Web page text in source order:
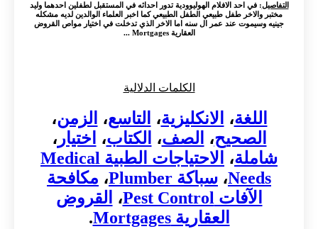
التفاصيل: في احد الافلام الهوليوودية تدور احداثه في المستقبل لطفلين احدهما وليد
مختبر والاخر طفل طبيعي الطفل الطبيعي كما اخبر العلماء الوالدين لديه مشكله
جينيه وسيموت عند عمر ال سنه اما الاخر الذي تدخلت في اختيار مواص القروض
العقارية Mortgages ...
الكلمات الدلالية
اللغة، الانكليزية، التاسع، الزمن،
الصحيح، الصف، الكتاب، اختيار ،
شاملة،
الاحتياجات الطبية Medical
Needs، سباكة Plumber ، مكافحة
الآفات Pest Control
،
القروض
العقارية Mortgages
.